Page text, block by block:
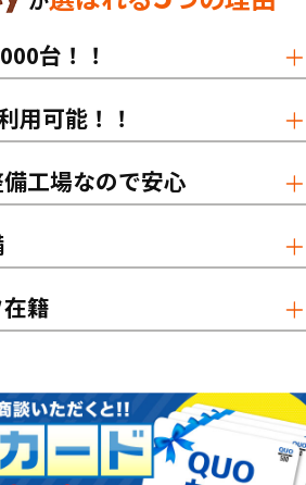
台！！
用可能！！
工場なので安心
籍